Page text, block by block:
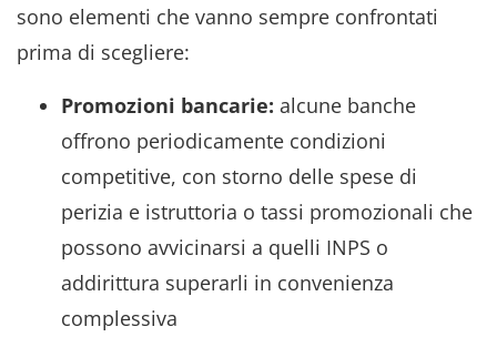
sono elementi che vanno sempre confrontati
prima di scegliere:
Promozioni bancarie: alcune banche
offrono periodicamente condizioni
competitive, con storno delle spese di
perizia e istruttoria o tassi promozionali che
possono avvicinarsi a quelli INPS o
addirittura superarli in convenienza
complessiva